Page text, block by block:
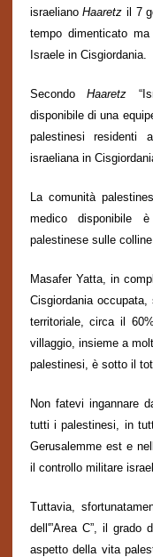
israelianoHaaretz il 7
tempo dimenticato
Israele in Cisgiordania.
SecondoHaaretz
disponibile di una
palestinesi residenti
israeliana in
La comunità
medico disponibile
palestinese sulle
Masafer Yatta, in
Cisgiordania occupata,
territoriale, circa il
villaggio, insieme a
palestinesi, è sotto il
Non fatevi ingannare
tutti i palestinesi, in
Gerusalemme est e
il controllo militare
Tuttavia,
dell'”Area C”, il
aspetto della vita